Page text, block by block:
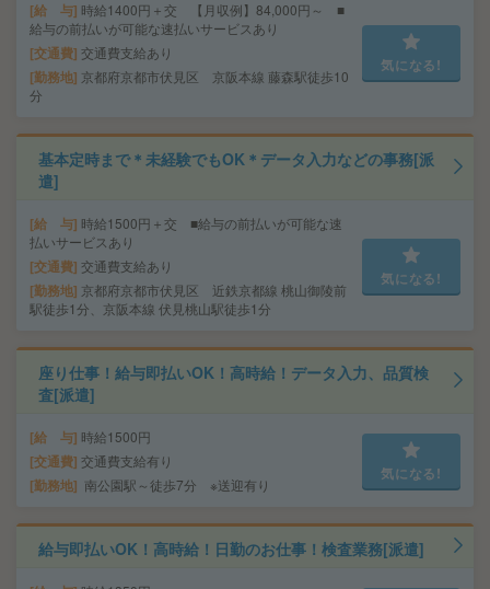
給 与 時給1400円＋交 【月収例】84,000円～ ■
給与の前払いが可能な速払いサービスあり
交通費 交通費支給あり
勤務地 京都府京都市伏見区 京阪本線 藤森駅徒歩10
分
気になる!
基本定時まで＊未経験でもOK＊データ入力などの事務[派
遣]
給 与 時給1500円＋交 ■給与の前払いが可能な速
払いサービスあり
交通費 交通費支給あり
勤務地 京都府京都市伏見区 近鉄京都線 桃山御陵前
駅徒歩1分、京阪本線 伏見桃山駅徒歩1分
気になる!
座り仕事！給与即払いOK！高時給！データ入力、品質検
査[派遣]
給 与 時給1500円
交通費 交通費支給有り
勤務地 南公園駅～徒歩7分 ※送迎有り
気になる!
給与即払いOK！高時給！日勤のお仕事！検査業務[派遣]